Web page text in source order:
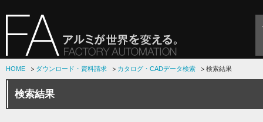
HOME ダウンロード・資料請求 カタログ・CADデータ検索 検索結果
検索結果